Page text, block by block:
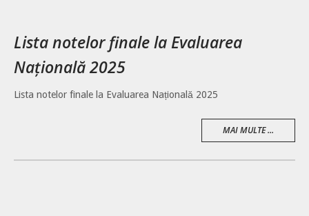
Lista notelor finale la Evaluarea
Națională 2025
Lista notelor finale la Evaluarea Națională 2025
MAI MULTE ...